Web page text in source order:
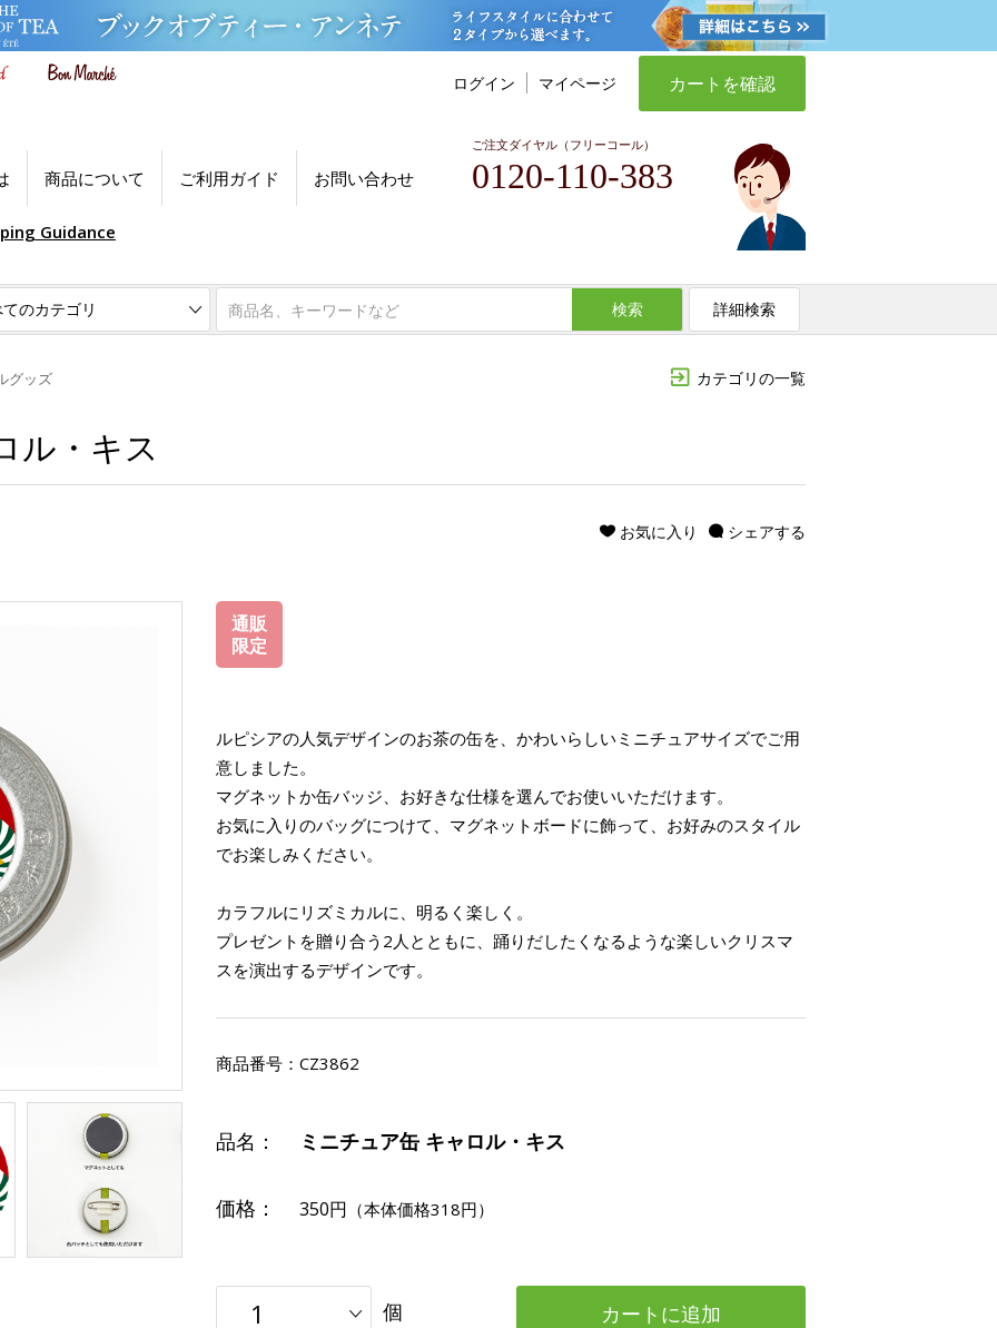
ログイン マイページ カートを確認
商品について ご利用ガイド お問い合わせ
ご注文ダイヤル（フリーコール）
0120-110-383
Guidance
検索 詳細検索
カテゴリの一覧
グッズ
ル・キス
シェアする
お気に入り
通販
限定
ルピシアの人気デザインのお茶の缶を、かわいらしいミニチュアサイズでご用
意しました。
マグネットか缶バッジ、お好きな仕様を選んでお使いいただけます。
お気に入りのバッグにつけて、マグネットボードに飾って、お好みのスタイル
でお楽しみください。
カラフルにリズミカルに、明るく楽しく。
プレゼントを贈り合う2人とともに、踊りだしたくなるような楽しいクリスマ
スを演出するデザインです。
商品番号： CZ3862
品名： ミニチュア缶 キャロル・キス
価格： 350円 （本体価格318円）
個 カートに追加